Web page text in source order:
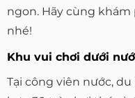
ngon. Hãy cùng
nhé!
Khu vui chơi dưới
Tại công viên nước,